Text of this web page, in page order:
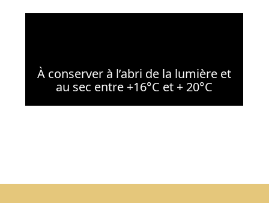
À conserver à l’abri de la lumière et
au sec entre +16°C et + 20°C